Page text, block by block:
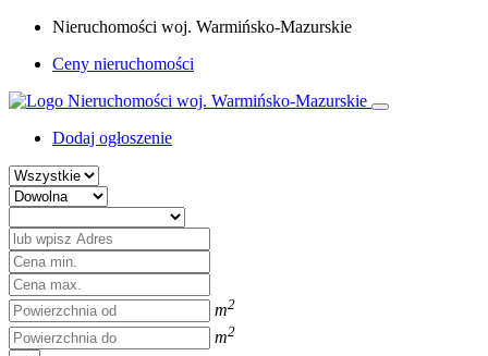
Nieruchomości woj. Warmińsko-Mazurskie
Ceny nieruchomości
Dodaj ogłoszenie
m2
m2